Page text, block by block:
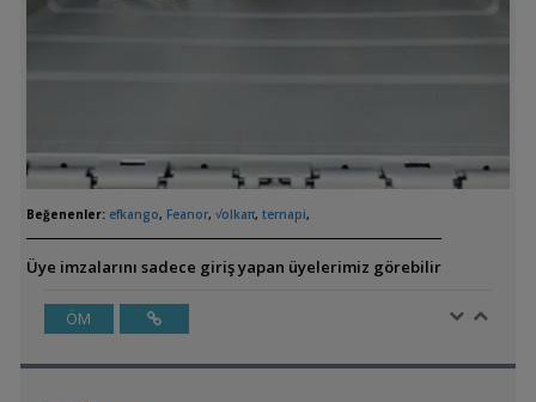
Beğenenler: efkango, Feanor, √olkaπ, ternapi,
Üye imzalarını sadece giriş yapan üyelerimiz görebilir
ÖM